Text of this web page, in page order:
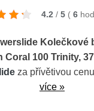
4.2 / 5 ( 6
Kolečkové
Coral 100 Trinity,
za přívětivou
více »